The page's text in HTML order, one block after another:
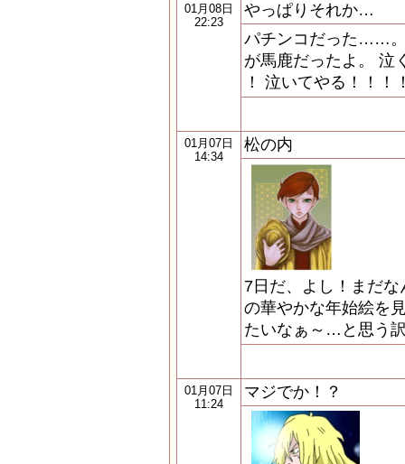
01月08日
22:23
やっぱりそれか…
パチンコだった……。
が馬鹿だったよ。 泣
！ 泣いてやる！！
01月07日
14:34
松の内
7日だ、よし！まだ
の華やかな年始絵を
たいなぁ～…と思う
01月07日
11:24
マジでか！？